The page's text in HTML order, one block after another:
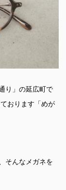
り」の延広町で
おります「めが
そんなメガネを